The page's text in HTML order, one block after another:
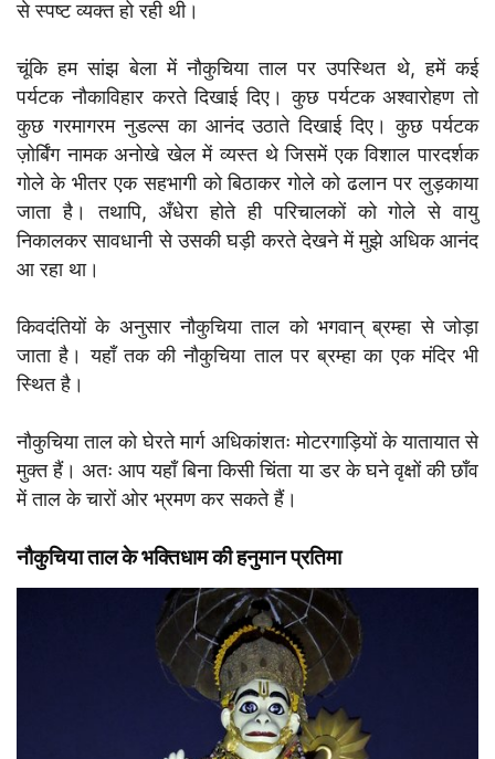
से स्पष्ट व्यक्त हो रही थी।
चूंकि हम सांझ बेला में नौकुचिया ताल पर उपस्थित थे, हमें कई
पर्यटक नौकाविहार करते दिखाई दिए। कुछ पर्यटक अश्वारोहण तो
कुछ गरमागरम नुडल्स का आनंद उठाते दिखाई दिए। कुछ पर्यटक
ज़ोर्बिंग नामक अनोखे खेल में व्यस्त थे जिसमें एक विशाल पारदर्शक
गोले के भीतर एक सहभागी को बिठाकर गोले को ढलान पर लुड़काया
जाता है। तथापि, अँधेरा होते ही परिचालकों को गोले से वायु
निकालकर सावधानी से उसकी घड़ी करते देखने में मुझे अधिक आनंद
आ रहा था।
किवदंतियों के अनुसार नौकुचिया ताल को भगवान् ब्रम्हा से जोड़ा
जाता है। यहाँ तक की नौकुचिया ताल पर ब्रम्हा का एक मंदिर भी
स्थित है।
नौकुचिया ताल को घेरते मार्ग अधिकांशतः मोटरगाड़ियों के यातायात से
मुक्त हैं। अतः आप यहाँ बिना किसी चिंता या डर के घने वृक्षों की छाँव
में ताल के चारों ओर भ्रमण कर सकते हैं।
नौकुचिया ताल के भक्तिधाम की हनुमान प्रतिमा